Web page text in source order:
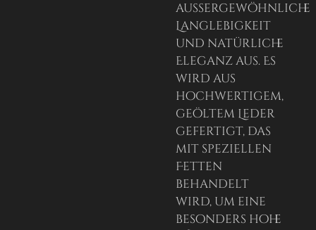
außergewöhnliche
Langlebigkeit
und natürliche
Eleganz aus. Es
wird aus
hochwertigem,
geöltem Leder
gefertigt, das
mit speziellen
Fetten
behandelt
wird, um eine
besonders hohe